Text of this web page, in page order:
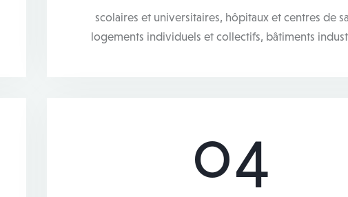
scolaires et universitaires, hôpitaux et centres de
logements individuels et collectifs, bâtiments
04